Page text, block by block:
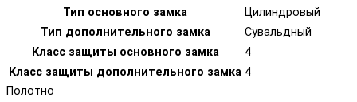
Тип основного замка
Цилиндровый
Тип дополнительного замка
Сувальдный
Класс защиты основного замка
4
Класс защиты дополнительного замка 4
Полотно